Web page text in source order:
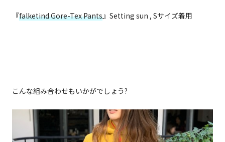
『falketind Gore-Tex Pants』Setting sun , Sサイズ着用
こんな組み合わせもいかがでしょう?